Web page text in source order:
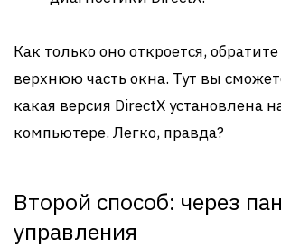
Как только оно откроется,
верхнюю часть окна. Тут вы
какая версия DirectX установлена
компьютере. Легко, правда?
Второй способ: через
управления